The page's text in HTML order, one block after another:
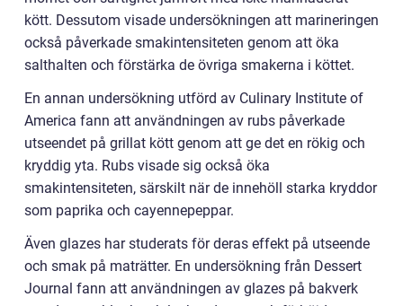
kött. Dessutom visade undersökningen att marineringen
också påverkade smakintensiteten genom att öka
salthalten och förstärka de övriga smakerna i köttet.
En annan undersökning utförd av Culinary Institute of
America fann att användningen av rubs påverkade
utseendet på grillat kött genom att ge det en rökig och
kryddig yta. Rubs visade sig också öka
smakintensiteten, särskilt när de innehöll starka kryddor
som paprika och cayennepeppar.
Även glazes har studerats för deras effekt på utseende
och smak på maträtter. En undersökning från Dessert
Journal fann att användningen av glazes på bakverk